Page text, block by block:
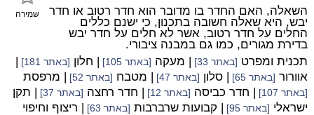
שמירה
השאלה, האם החדר בו מדובר הוא חדר רטוב או חדר
יבש, היא שאלה חשובה בתכנון, כי ישנם כללים
החלים על חדר רטוב, אשר לא חלים על חדר יבש
בדירת מגורים, כמו גם במבנה ציבורי.
תכנית ומפרט [באתר 33] | מעקה [באתר 105] | חלון [באתר 181]
|
אוורור [באתר 65] | סלון [באתר 47] | מטבח [באתר 52] | מרפסת
[באתר 107] | חדר כביסה [באתר 12] | חדר רחצה [באתר 37]
| תקן
ישראלי [באתר 95] | קבועות שרברבות [באתר 63] | ריצוף וחיפוי